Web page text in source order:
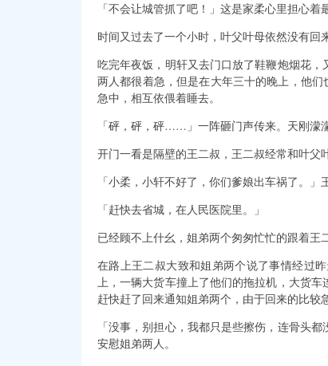
「不会让城管抓了吧！」这是家柔心里担心着
时间又过去了一个小时，叶父叶母依然没有回
吃完年夜饭，明轩又去门口放了鞋鞭炮烟花
两人都很着急，但是在大年三十的晚上，他
急中，相互依偎着睡去。
「砰，砰，砰……」一阵砸门声传来。天刚濛
开门一看是隔壁的王二叔，王二叔经常和叶父
「小柔，小轩不好了，你们爹娘出车祸了。
「赶快去省城，在人民医院里。」
已经顾不上什幺，姐弟两个匆匆忙忙的跟着王
在路上王二叔大致和姐弟两个说了事情经过
上，一辆大货车撞上了他们的拖拉机，大货
赶快赶了回来通知姐弟两个，由于回来的比较
「没事，别担心，我都只是些擦伤，连骨头
安慰姐弟两人。